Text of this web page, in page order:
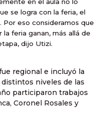
se logra con la feria, el
eso consideramos que
feria ganan, más allá de
dijo Utizi.
regional e incluyó la
niveles de las
participaron trabajos
Coronel Rosales y